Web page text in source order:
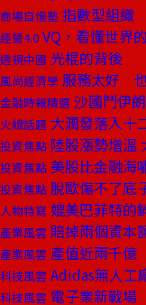
商場自慢塾 指數型組織
經營4.0 VQ，看懂世界
透視中國 光棍的背後
風尚經濟學 服務太好
金融時報精選 沙國鬥伊
火線話題 大潤發落入
投資焦點 陸股漲勢增溫
投資焦點 美股比金融
投資焦點 脫歐傷不了
人物特寫 媲美巴菲特的
產業風雲 賠掉兩個資
產業風雲 產值近兩千
科技風雲 Adidas無人
科技風雲 電子業新戰場